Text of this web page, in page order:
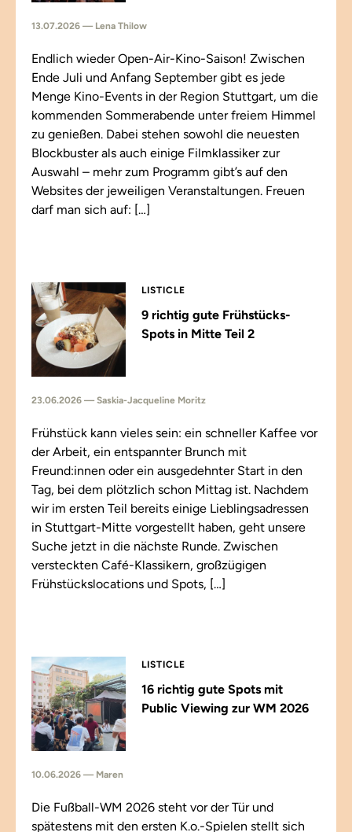
13.07.2026 — Lena Thilow
Endlich wieder Open-Air-Kino-Saison! Zwischen
Ende Juli und Anfang September gibt es jede
Menge Kino-Events in der Region Stuttgart, um die
kommenden Sommerabende unter freiem Himmel
zu genießen. Dabei stehen sowohl die neuesten
Blockbuster als auch einige Filmklassiker zur
Auswahl – mehr zum Programm gibt’s auf den
Websites der jeweiligen Veranstaltungen. Freuen
darf man sich auf: […]
LISTICLE
9 richtig gute Frühstücks-
Spots in Mitte Teil 2
23.06.2026 — Saskia-Jacqueline Moritz
Frühstück kann vieles sein: ein schneller Kaffee vor
der Arbeit, ein entspannter Brunch mit
Freund:innen oder ein ausgedehnter Start in den
Tag, bei dem plötzlich schon Mittag ist. Nachdem
wir im ersten Teil bereits einige Lieblingsadressen
in Stuttgart-Mitte vorgestellt haben, geht unsere
Suche jetzt in die nächste Runde. Zwischen
versteckten Café-Klassikern, großzügigen
Frühstückslocations und Spots, […]
LISTICLE
16 richtig gute Spots mit
Public Viewing zur WM 2026
10.06.2026 — Maren
Die Fußball-WM 2026 steht vor der Tür und
spätestens mit den ersten K.o.-Spielen stellt sich